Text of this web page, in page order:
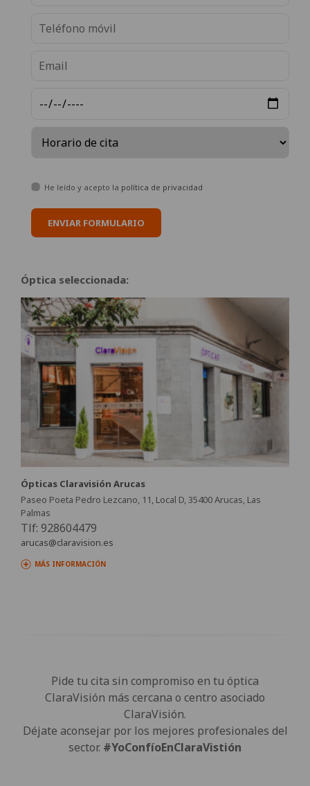
He leído y acepto la política de privacidad
ENVIAR FORMULARIO
Óptica seleccionada:
Ópticas Claravisión Arucas
Paseo Poeta Pedro Lezcano, 11, Local D, 35400 Arucas, Las
Palmas
Tlf: 928604479
arucas@claravision.es
MÁS INFORMACIÓN
Pide tu cita sin compromiso en tu óptica
ClaraVisión más cercana o centro asociado
ClaraVisión.
Déjate aconsejar por los mejores profesionales del
sector. #YoConfíoEnClaraVistión